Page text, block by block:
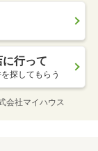
に行って
探してもらう
会社マイハウス